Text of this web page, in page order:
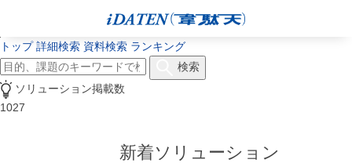
トップ 詳細検索 資料検索 ランキング
検索
ソリューション掲載数
1027
新着ソリューション